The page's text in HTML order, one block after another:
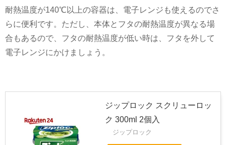
耐熱温度が140℃以上の容器は、電子レンジも使えるのでさ
らに便利です。ただし、本体とフタの耐熱温度が異なる場
合もあるので、フタの耐熱温度が低い時は、フタを外して
電子レンジにかけましょう。
ジップロック スクリューロッ
ク 300ml 2個入
ジップロック